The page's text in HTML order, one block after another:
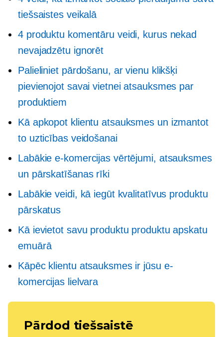
tiešsaistes veikalā
4 produktu komentāru veidi, kurus nekad
nevajadzētu ignorēt
Palieliniet pārdošanu, ar vienu klikšķi
pievienojot savai vietnei atsauksmes par
produktiem
Kā apkopot klientu atsauksmes un izmantot
to uzticības veidošanai
Labākie e-komercijas vērtējumi, atsauksmes
un pārskatīšanas rīki
Labākie veidi, kā iegūt kvalitatīvus produktu
pārskatus
Kā ievietot savu produktu produktu apskatu
emuārā
Kāpēc klientu atsauksmes ir jūsu e-
komercijas lielvara
Pārdod tiešsaistē